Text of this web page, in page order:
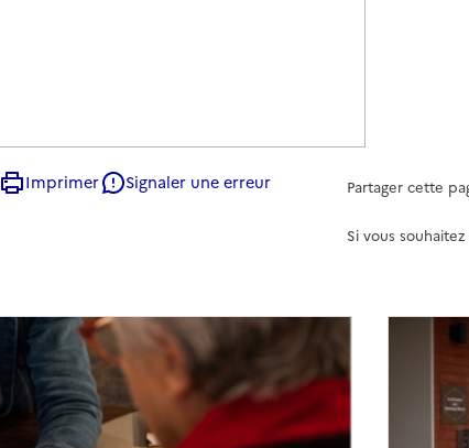
Imprimer Signaler une erreur Partager cette
Si vous